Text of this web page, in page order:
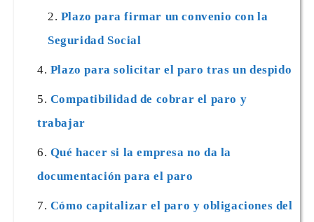
Plazo para firmar un convenio con la
Seguridad Social
Plazo para solicitar el paro tras un despido
Compatibilidad de cobrar el paro y
trabajar
Qué hacer si la empresa no da la
documentación para el paro
Cómo capitalizar el paro y obligaciones del